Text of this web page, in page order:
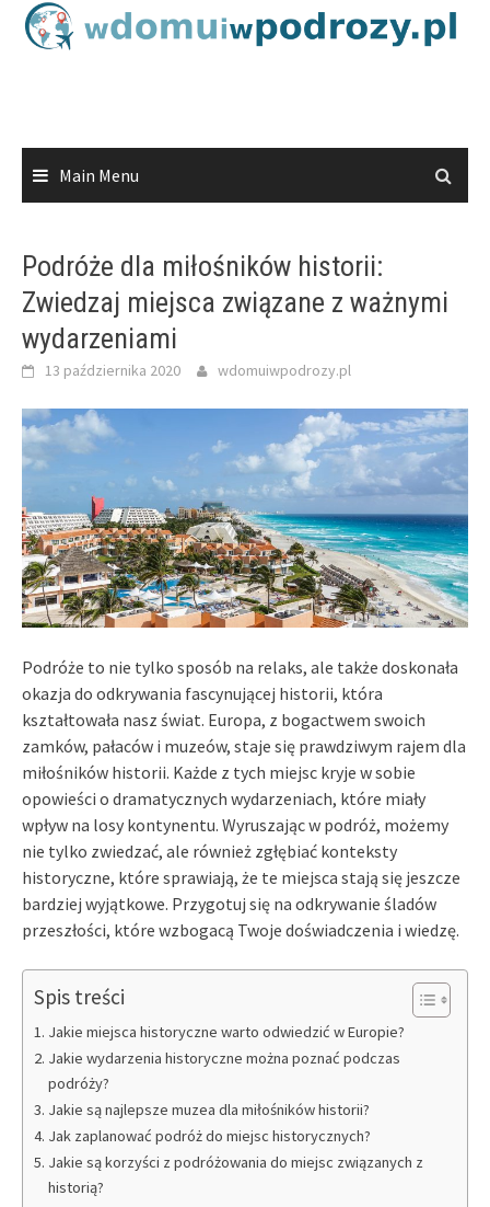
Skip
Main Menu
Podróże dla miłośników historii:
Zwiedzaj miejsca związane z ważnymi
wydarzeniami
13 października 2020 wdomuiwpodrozy.pl
Podróże to nie tylko sposób na relaks, ale także doskonała
okazja do odkrywania fascynującej historii, która
kształtowała nasz świat. Europa, z bogactwem swoich
zamków, pałaców i muzeów, staje się prawdziwym rajem dla
miłośników historii. Każde z tych miejsc kryje w sobie
opowieści o dramatycznych wydarzeniach, które miały
wpływ na losy kontynentu. Wyruszając w podróż, możemy
nie tylko zwiedzać, ale również zgłębiać konteksty
historyczne, które sprawiają, że te miejsca stają się jeszcze
bardziej wyjątkowe. Przygotuj się na odkrywanie śladów
przeszłości, które wzbogacą Twoje doświadczenia i wiedzę.
Spis treści
Jakie miejsca historyczne warto odwiedzić w Europie?
Jakie wydarzenia historyczne można poznać podczas
podróży?
Jakie są najlepsze muzea dla miłośników historii?
Jak zaplanować podróż do miejsc historycznych?
Jakie są korzyści z podróżowania do miejsc związanych z
historią?